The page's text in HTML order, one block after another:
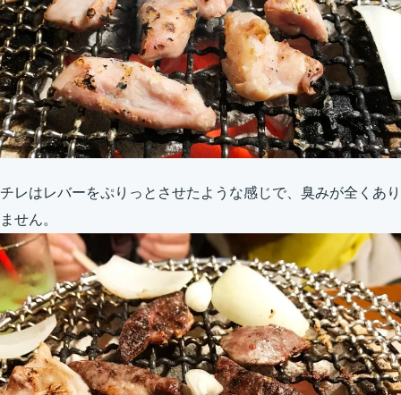
チレはレバーをぷりっとさせたような感じで、臭みが全くあり
ません。